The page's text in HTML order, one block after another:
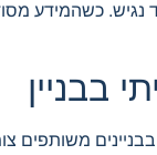
כשהמידע
בבניין
משותפים